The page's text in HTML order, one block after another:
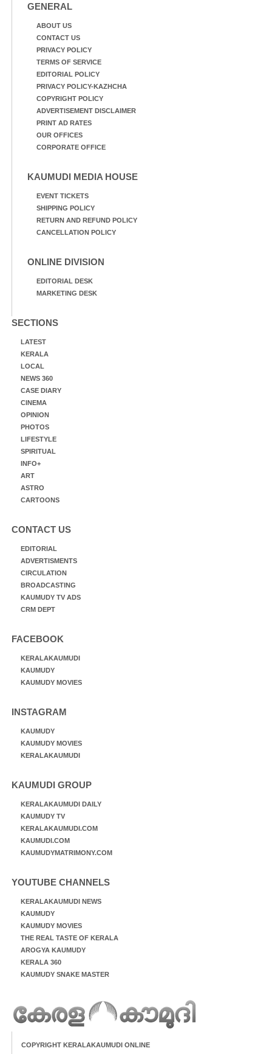
GENERAL
ABOUT US
CONTACT US
PRIVACY POLICY
TERMS OF SERVICE
EDITORIAL POLICY
PRIVACY POLICY-KAZHCHA
COPYRIGHT POLICY
ADVERTISEMENT DISCLAIMER
PRINT AD RATES
OUR OFFICES
CORPORATE OFFICE
KAUMUDI MEDIA HOUSE
EVENT TICKETS
SHIPPING POLICY
RETURN AND REFUND POLICY
CANCELLATION POLICY
ONLINE DIVISION
EDITORIAL DESK
MARKETING DESK
SECTIONS
LATEST
KERALA
LOCAL
NEWS 360
CASE DIARY
CINEMA
OPINION
PHOTOS
LIFESTYLE
SPIRITUAL
INFO+
ART
ASTRO
CARTOONS
CONTACT US
EDITORIAL
ADVERTISMENTS
CIRCULATION
BROADCASTING
KAUMUDY TV ADS
CRM DEPT
FACEBOOK
KERALAKAUMUDI
KAUMUDY
KAUMUDY MOVIES
INSTAGRAM
KAUMUDY
KAUMUDY MOVIES
KERALAKAUMUDI
KAUMUDI GROUP
KERALAKAUMUDI DAILY
KAUMUDY TV
KERALAKAUMUDI.COM
KAUMUDI.COM
KAUMUDYMATRIMONY.COM
YOUTUBE CHANNELS
KERALAKAUMUDI NEWS
KAUMUDY
KAUMUDY MOVIES
THE REAL TASTE OF KERALA
AROGYA KAUMUDY
KERALA 360
KAUMUDY SNAKE MASTER
COPYRIGHT KERALAKAUMUDI ONLINE